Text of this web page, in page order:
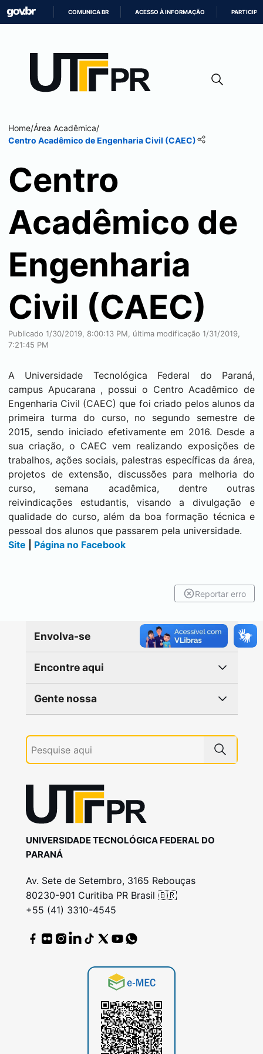
CONTEÚDO
COMUNICA BR ACESSO À INFORMAÇÃO PARTICIPE
Home/Área Acadêmica/
Centro Acadêmico de Engenharia Civil (CAEC)
Centro
Acadêmico de
Engenharia
Civil (CAEC)
Publicado 1/30/2019, 8:00:13 PM, última modificação 1/31/2019,
7:21:45 PM
A Universidade Tecnológica Federal do Paraná,
campus Apucarana , possui o Centro Acadêmico de
Engenharia Civil (CAEC) que foi criado pelos alunos da
primeira turma do curso, no segundo semestre de
2015, sendo iniciado efetivamente em 2016. Desde a
sua criação, o CAEC vem realizando exposições de
trabalhos, ações sociais, palestras específicas da área,
projetos de extensão, discussões para melhoria do
curso, semana acadêmica, dentre outras
reivindicações estudantis, visando a divulgação e
qualidade do curso, além da boa formação técnica e
pessoal dos alunos que passarem pela universidade.
Site
Página no Facebook
Reportar erro
Envolva-se
Encontre aqui
Gente nossa
UNIVERSIDADE TECNOLÓGICA FEDERAL DO
PARANÁ
Av. Sete de Setembro, 3165 Rebouças
80230-901 Curitiba PR Brasil 🇧🇷
+55 (41) 3310-4545